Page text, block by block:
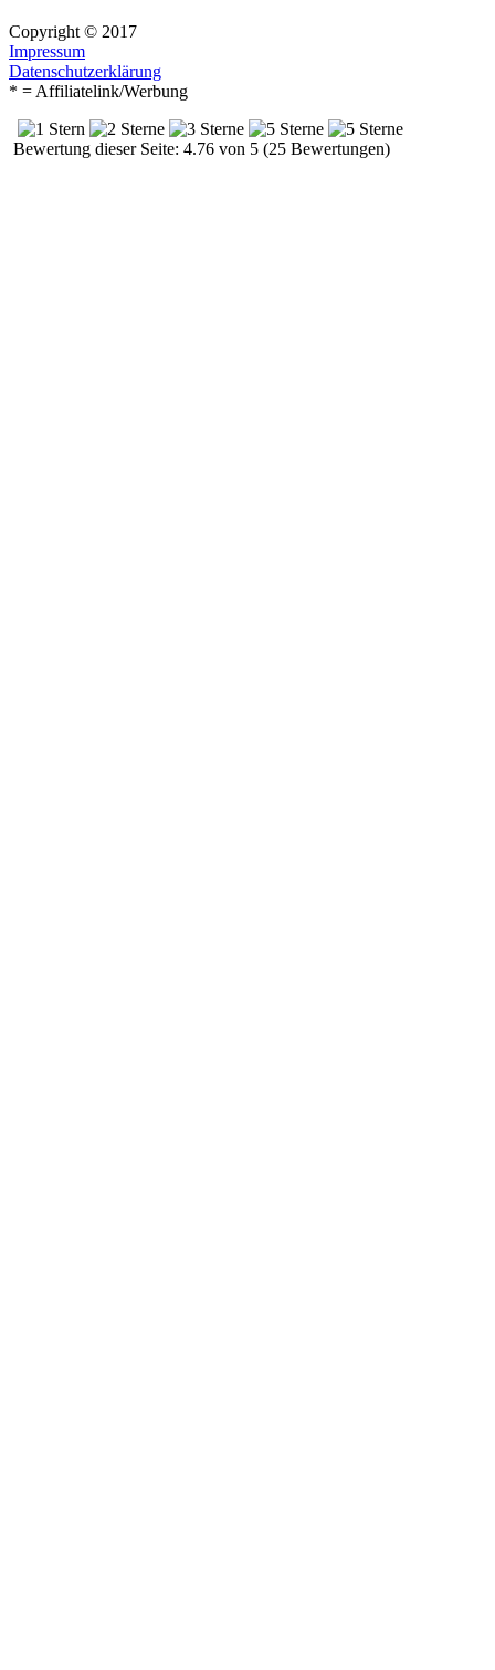
Copyright © 2017
Impressum
Datenschutzerklärung
* = Affiliatelink/Werbung
Bewertung dieser Seite: 4.76 von 5 (25 Bewertungen)